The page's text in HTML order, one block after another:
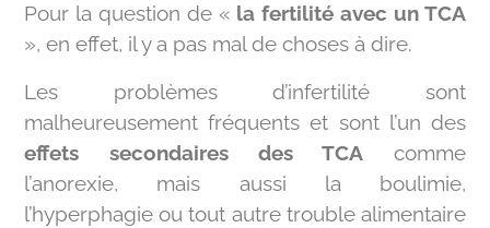
Pour la question de « la fertilité avec un TCA
», en effet, il y a pas mal de choses à dire.
Les problèmes d’infertilité sont
malheureusement fréquents et sont l’un des
effets secondaires des TCA comme
l’anorexie, mais aussi la boulimie,
l’hyperphagie ou tout autre trouble alimentaire